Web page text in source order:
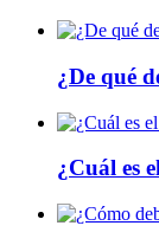
¿De qué
¿Cuál es